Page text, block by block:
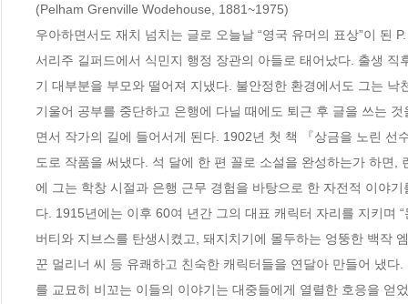
(Pelham Grenville Wodehouse, 1881~1975)
우아하면서도 재치 넘치는 글로 오늘날 “영국 유머의 표상”이 된
서리주 길퍼드에서 식민지 행정 장관의 아들로 태어났다. 출생
기 대부분을 부모와 떨어져 지냈다. 불안정한 환경에서도 그는
기울어 공부를 중단하고 은행에 다닐 때에도 퇴근 후 글을 쓰는
면서 작가의 길에 들어서게 된다. 1902년 첫 책 『상금을 노린
도로 작품을 써냈다. 석 달에 한 편 꼴로 소설을 완성하는가 하면
에 그는 학창 시절과 은행 근무 경험을 바탕으로 한 자전적 이야
다. 1915년에는 이후 60여 년간 그의 대표 캐릭터 자리를 지키며
버티와 지브스를 탄생시켰고, 돼지치기에 몰두하는 엉뚱한 백작
꾼 멀리너 씨 등 유쾌하고 친숙한 캐릭터들을 연달아 만들어 냈
를 교묘히 비꼬는 이들의 이야기는 대중들에게 열렬한 호응을 얻